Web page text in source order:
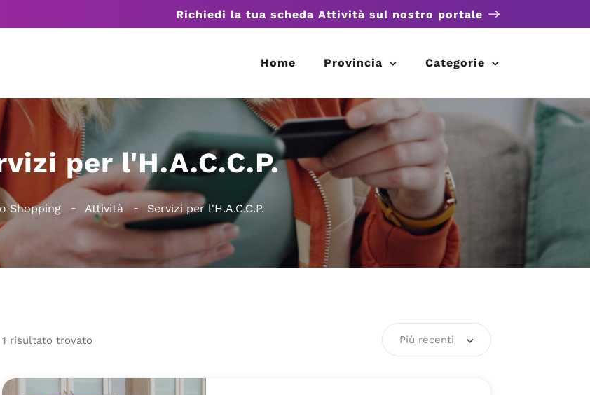
Richiedi la tua scheda Attività sul nostro portale
Home Provincia Categorie
per l'H.A.C.C.P.
Shopping Attività Servizi per l'H.A.C.C.P.
1 risultato trovato Più recenti